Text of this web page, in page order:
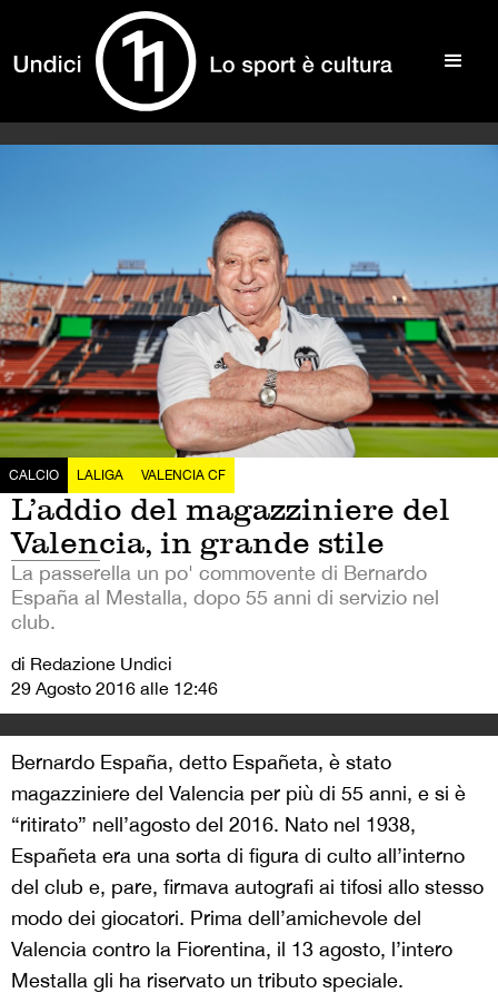
CALCIO LALIGA VALENCIA CF
L’addio del magazziniere del
Valencia, in grande stile
La passerella un po' commovente di Bernardo
España al Mestalla, dopo 55 anni di servizio nel
club.
di Redazione Undici
29 Agosto 2016 alle 12:46
Bernardo España, detto Españeta, è stato
magazziniere del Valencia per più di 55 anni, e si è
“ritirato” nell’agosto del 2016. Nato nel 1938,
Españeta era una sorta di figura di culto all’interno
del club e, pare, firmava autografi ai tifosi allo stesso
modo dei giocatori. Prima dell’amichevole del
Valencia contro la Fiorentina, il 13 agosto, l’intero
Mestalla gli ha riservato un tributo speciale.